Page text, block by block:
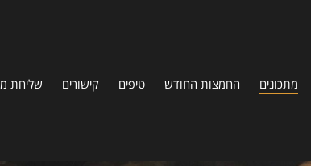
מתכונים החמצות החודש טיפים קישורים שליחת